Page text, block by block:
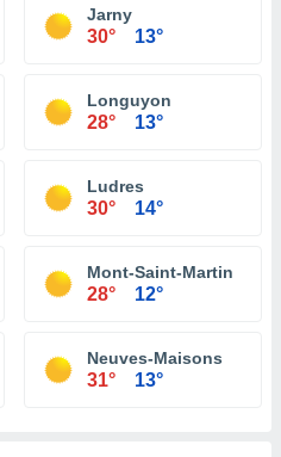
Jarny
30° 13°
Longuyon
28° 13°
Ludres
30° 14°
Mont-Saint-Martin
28° 12°
Neuves-Maisons
31° 13°